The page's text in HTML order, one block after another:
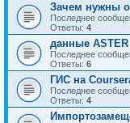
Зачем нужны
Последнее
Ответы: 4
данные
Последнее
Ответы: 6
ГИС на
Последнее
Ответы: 4